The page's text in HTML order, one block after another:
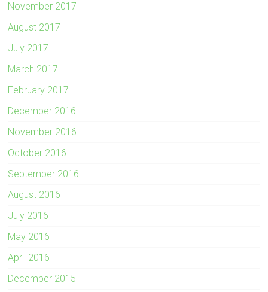
November 2017
August 2017
July 2017
March 2017
February 2017
December 2016
November 2016
October 2016
September 2016
August 2016
July 2016
May 2016
April 2016
December 2015